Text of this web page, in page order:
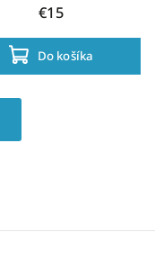
€15
Do košíka